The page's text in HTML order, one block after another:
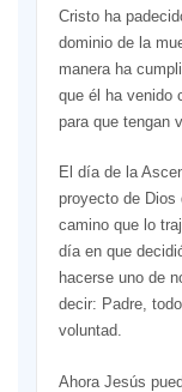
Cristo ha
dominio de la
manera ha
que él ha venido
para que tengan
El día de la
proyecto de Dios
camino que lo
día en que
hacerse uno de
decir: Padre,
voluntad.
Ahora Jesús